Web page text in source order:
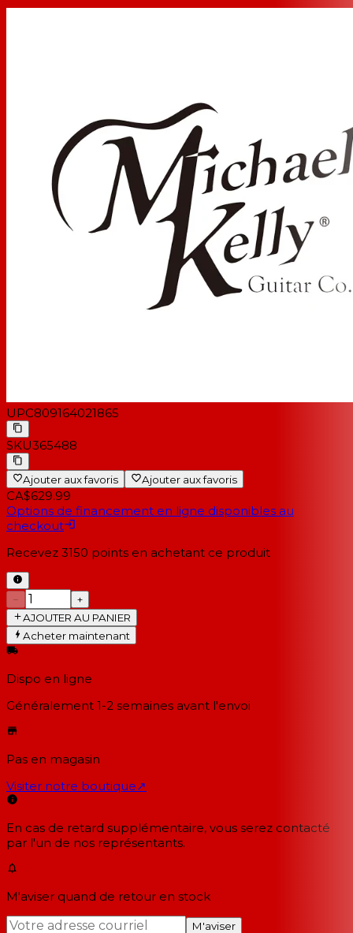
UPC809164021865
SKU365488
Ajouter aux favoris Ajouter aux favoris
CA$629.99
Options de financement en ligne disponibles au
checkout
Recevez 3150 points en achetant ce produit
−
+
AJOUTER AU PANIER
Acheter maintenant
Dispo en ligne
Généralement 1-2 semaines avant l'envoi
Pas en magasin
Visiter notre boutique↗
En cas de retard supplémentaire, vous serez contacté
par l'un de nos représentants.
M'aviser quand de retour en stock
M'aviser